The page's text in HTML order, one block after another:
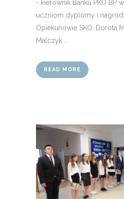
- kierownik Banku PKO BP
uczniom dyplomy i
Opiekunowie SKO: Dorota
Malczyk ...
READ MORE